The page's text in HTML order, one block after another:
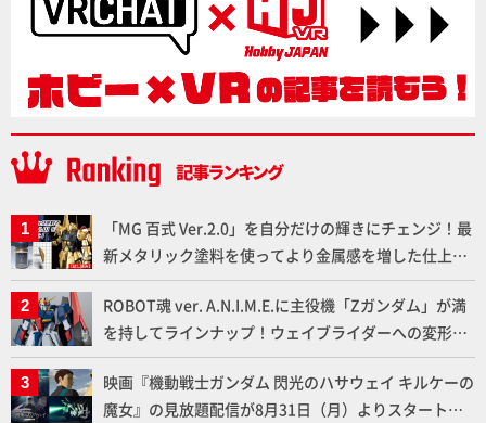
「MG 百式 Ver.2.0」を自分だけの輝きにチェンジ！最
新メタリック塗料を使ってより金属感を増した仕上が
りに!!【試し読み】
ROBOT魂 ver. A.N.I.M.E.に主役機「Zガンダム」が満
を持してラインナップ！ウェイブライダーへの変形、
劇中どおりのプロポーションを再現【機動戦士Zガン
ダム】
映画『機動戦士ガンダム 閃光のハサウェイ キルケーの
魔女』の見放題配信が8月31日（月）よりスタート！